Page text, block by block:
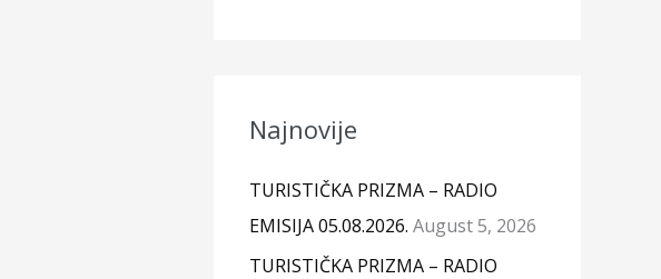
Najnovije
TURISTIČKA PRIZMA – RADIO
EMISIJA 05.08.2026. August 5, 2026
TURISTIČKA PRIZMA – RADIO